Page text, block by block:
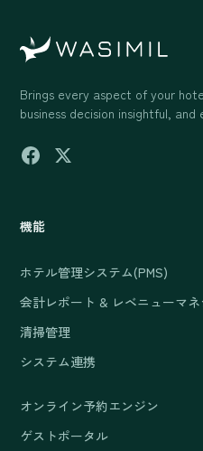
Brings every aspect of your
business decision insightful,
機能
ホテル管理システム(PMS)
会計レポート & レベニューマネ
清掃管理
システム連携
オンライン予約エンジン
ゲストポータル